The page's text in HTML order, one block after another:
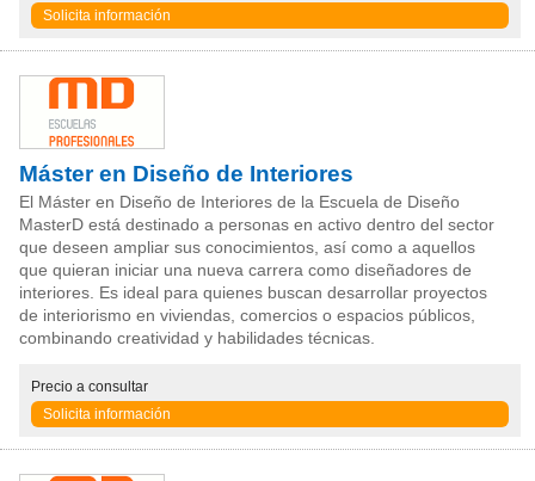
Solicita información
Máster en Diseño de Interiores
El Máster en Diseño de Interiores de la Escuela de Diseño
MasterD está destinado a personas en activo dentro del sector
que deseen ampliar sus conocimientos, así como a aquellos
que quieran iniciar una nueva carrera como diseñadores de
interiores. Es ideal para quienes buscan desarrollar proyectos
de interiorismo en viviendas, comercios o espacios públicos,
combinando creatividad y habilidades técnicas.
Precio a consultar
Solicita información